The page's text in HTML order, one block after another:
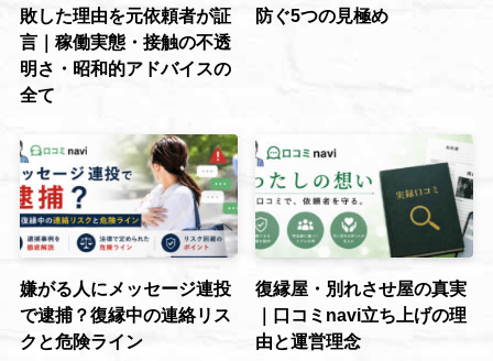
敗した理由を元依頼者が証
言｜稼働実態・接触の不透
明さ・昭和的アドバイスの
全て
防ぐ5つの見極め
嫌がる人にメッセージ連投
で逮捕？復縁中の連絡リス
クと危険ライン
復縁屋・別れさせ屋の真実
｜口コミnavi立ち上げの理
由と運営理念